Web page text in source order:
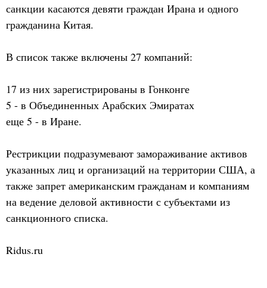
санкции касаются девяти граждан Ирана и одного
гражданина Китая.
В список также включены 27 компаний:
17 из них зарегистрированы в Гонконге
5 - в Объединенных Арабских Эмиратах
еще 5 - в Иране.
Рестрикции подразумевают замораживание активов
указанных лиц и организаций на территории США, а
также запрет американским гражданам и компаниям
на ведение деловой активности с субъектами из
санкционного списка.
Ridus.ru